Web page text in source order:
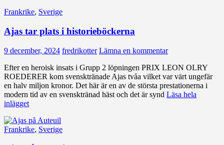
Frankrike, Sverige
Ajas tar plats i historieböckerna
9 december, 2024 fredrikotter Lämna en kommentar
Efter en heroisk insats i Grupp 2 löpningen PRIX LEON OLRY
ROEDERER kom svensktränade Ajas tvåa vilket var värt ungefär
en halv miljon kronor. Det här är en av de största prestationerna i
modern tid av en svensktränad häst och det är synd Läsa hela
inlägget
Frankrike, Sverige